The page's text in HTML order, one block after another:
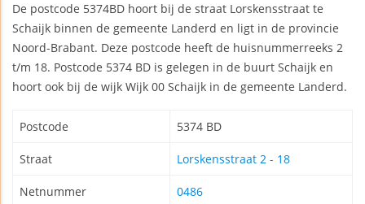
De postcode 5374BD hoort bij de straat Lorskensstraat te
Schaijk binnen de gemeente Landerd en ligt in de provincie
Noord-Brabant. Deze postcode heeft de huisnummerreeks 2
t/m 18. Postcode 5374 BD is gelegen in de buurt Schaijk en
hoort ook bij de wijk Wijk 00 Schaijk in de gemeente Landerd.
Postcode 5374 BD
Straat Lorskensstraat 2 - 18
Netnummer 0486